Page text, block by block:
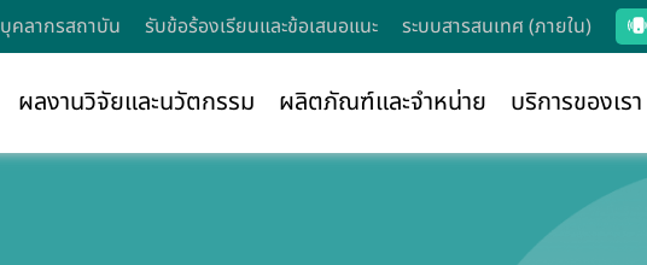
บุคลากรสถาบัน รับข้อร้องเรียนและข้อเสนอแนะ ระบบสารสนเทศ (ภายใน)
ผลงานวิจัยและนวัตกรรม ผลิตภัณฑ์และจำหน่าย บริการของเรา